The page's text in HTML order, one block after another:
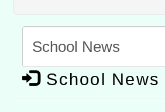
研究院辦理「
位及節水達人
115年8月22
市孔廟祈福系
航」
2026年桃園地
「2026桃園
School News